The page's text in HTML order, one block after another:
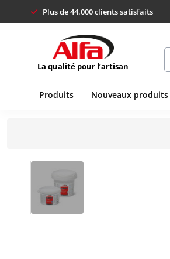
Plus de 44.000 clients satisfaits
La qualité pour l’artisan
Produits Nouveaux produits